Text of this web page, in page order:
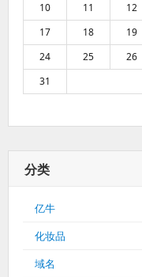
10
11 12
17
18 19
24
25 26
31
分类
亿牛
化妆品
域名